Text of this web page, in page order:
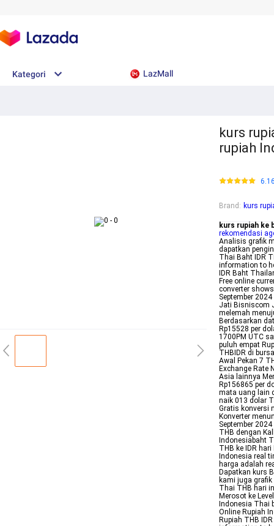
Kategori LazMall
kurs
rupiah
Brand : kurs
kurs rupiah ke
rekomendasi
Analisis grafik
dapatkan
Thai Baht IDR
information to
IDR Baht
Free online
converter
September
Jati Bisniscom
melemah
Berdasarkan
Rp15528 per
1700PM UTC
puluh empat
THBIDR di
Awal Pekan 7
Exchange Rate
Asia lainnya
Rp156865 per
mata uang lain
naik 013 dolar
Gratis konversi
Konverter
September
THB dengan
Indonesiabaht
THB ke IDR
Indonesia real
harga adalah
Dapatkan kurs
kami juga
Thai THB hari
Merosot ke
Indonesia Thai
Online Rupiah
Rupiah THB